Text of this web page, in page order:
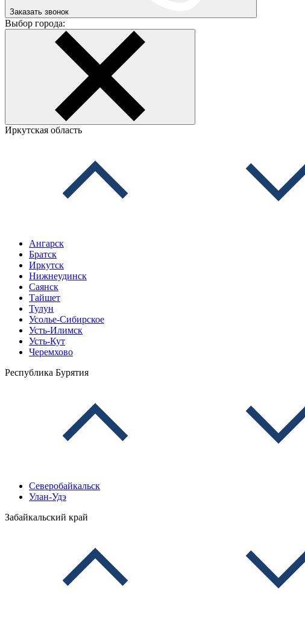
Заказать звонок
Выбор города:
Иркутская область
Ангарск
Братск
Иркутск
Нижнеудинск
Саянск
Тайшет
Тулун
Усолье-Сибирское
Усть-Илимск
Усть-Кут
Черемхово
Республика Бурятия
Северобайкальск
Улан-Удэ
Забайкальский край